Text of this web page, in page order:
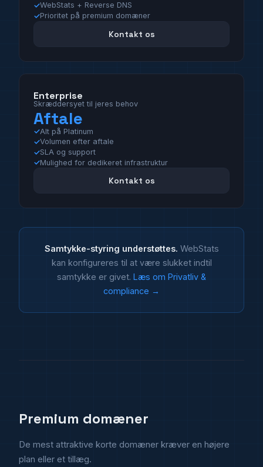
WebStats + Reverse DNS
Prioritet på premium domæner
Kontakt os
Enterprise
Skræddersyet til jeres behov
Aftale
Alt på Platinum
Volumen efter aftale
SLA og support
Mulighed for dedikeret infrastruktur
Kontakt os
Samtykke-styring understøttes. WebStats
kan konfigureres til at være slukket indtil
samtykke er givet. Læs om Privatliv &
compliance →
Premium domæner
De mest attraktive korte domæner kræver en højere
plan eller et tillæg.